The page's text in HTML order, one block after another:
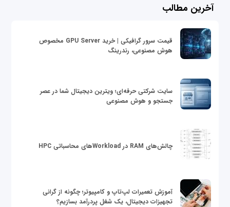
آخرین مطالب
قیمت سرور گرافیکی | خرید GPU Server مخصوص
هوش مصنوعی، رندرینگ
سایت شرکتی حرفه‌ای؛ ویترین دیجیتال شما در عصر
جستجو و هوش مصنوعی
چالش‌های RAM در Workloadهای محاسباتی HPC
آموزش تعمیرات لپ‌تاپ و کامپیوتر؛ چگونه از گرانی
تجهیزات دیجیتال، یک شغل پردرآمد بسازیم؟